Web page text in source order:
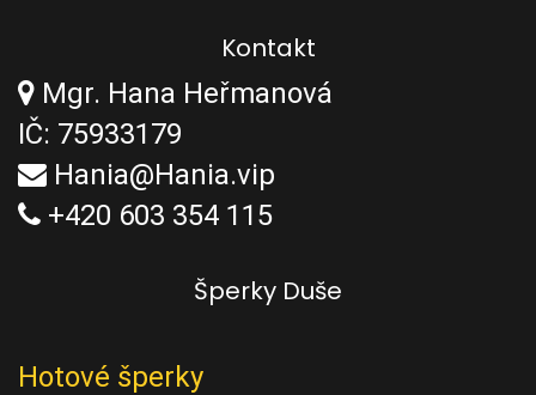
Kontakt
Mgr. Hana Heřmanová
IČ: 75933179
Hania@Hania.vip
+420 603 354 115
Šperky Duše
Hotové šperky